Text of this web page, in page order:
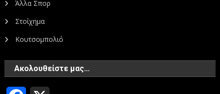
Άλλα Σπορ
Στοίχημα
Κουτσομπολιό
Ακολουθείστε μας…